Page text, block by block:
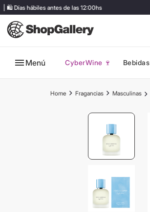
Días hábiles antes de las 12:00hs
Menú CyberWine 🍷 Bebidas
Fragancias Masculinas